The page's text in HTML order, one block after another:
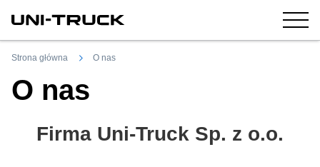
Strona główna O nas
O nas
Firma Uni-Truck Sp. z o.o.